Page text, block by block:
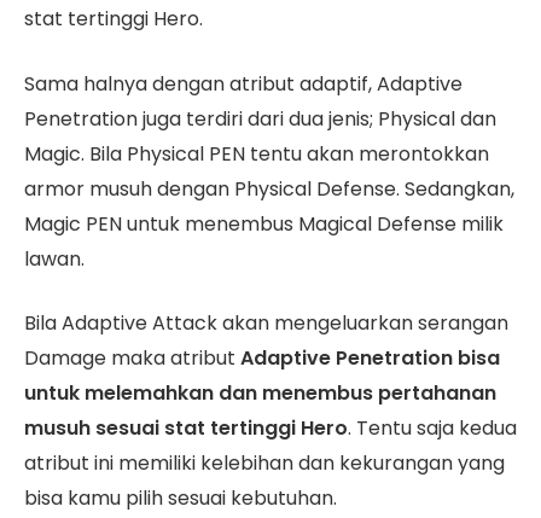
stat tertinggi Hero.
Sama halnya dengan atribut adaptif, Adaptive
Penetration juga terdiri dari dua jenis; Physical dan
Magic. Bila Physical PEN tentu akan merontokkan
armor musuh dengan Physical Defense. Sedangkan,
Magic PEN untuk menembus Magical Defense milik
lawan.
Bila Adaptive Attack akan mengeluarkan serangan
Damage maka atribut Adaptive Penetration bisa
untuk melemahkan dan menembus pertahanan
musuh sesuai stat tertinggi Hero. Tentu saja kedua
atribut ini memiliki kelebihan dan kekurangan yang
bisa kamu pilih sesuai kebutuhan.